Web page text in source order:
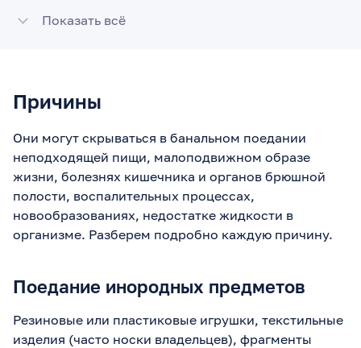
Показать всё
Причины
Они могут скрываться в банальном поедании
неподходящей пищи, малоподвижном образе
жизни, болезнях кишечника и органов брюшной
полости, воспалительных процессах,
новообразованиях, недостатке жидкости в
организме. Разберем подробно каждую причину.
Поедание инородных предметов
Резиновые или пластиковые игрушки, текстильные
изделия (часто носки владельцев), фрагменты